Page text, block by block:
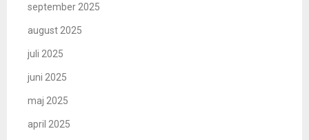
september 2025
august 2025
juli 2025
juni 2025
maj 2025
april 2025